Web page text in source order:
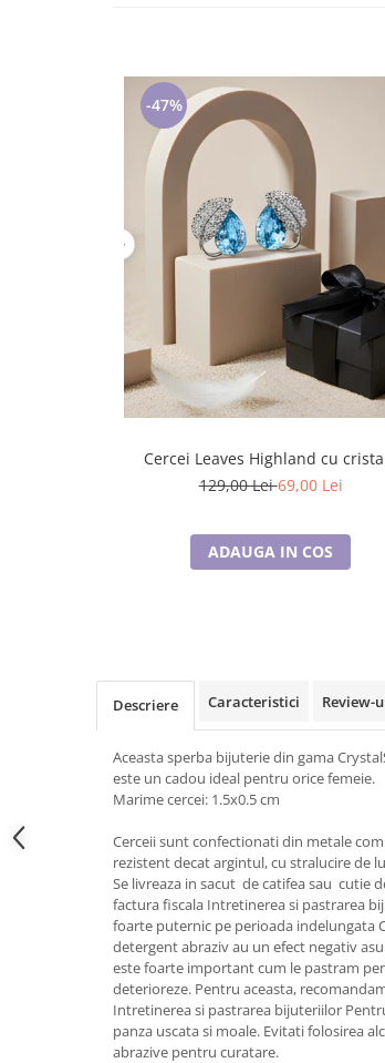
Pijamale de CRACIUN
WINTER Collection
Pijamale BIG SIZE femei
Cadouri ocazii speciale
Cadouri pentru profesori sau absolventi
Cadouri Back to school
Cadouri Traditionale Romanesti
Cadouri pentru CUPLU El & Ea
Cadouri Iubitori de animale
Cadouri GRAVIDE
Cadouri pentru sportivi
Cadouri Pensionare
Cadouri Colegi, sefi sau angajati
Cadouri pentru Doctori
Cadouri pentru Sfânta Maria
-47%
Cercei Leaves Highland cu
129,00 Lei69,00 Lei
ADAUGA IN COS
Descriere Caracteristici Review-
Aceasta sperba bijuterie din gama
este un cadou ideal pentru orice femeie.
Marime cercei: 1.5x0.5 cm
Cerceii sunt confectionati din metale
rezistent decat argintul, cu stralucire de
Se livreaza in sacut de catifea sau cutie
factura fiscala Intretinerea si pastrarea
foarte puternic pe perioada indelungata
detergent abraziv au un efect negativ
este foarte important cum le pastram
deterioreze. Pentru aceasta,
Intretinerea si pastrarea bijuteriilor
panza uscata si moale. Evitati folosirea
abrazive pentru curatare.